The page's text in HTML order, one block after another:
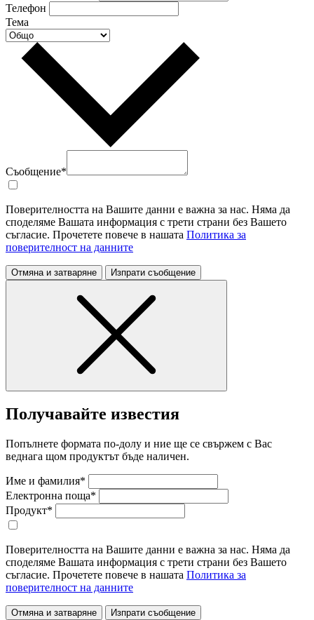
Телефон
Тема
Съобщение*
Поверителността на Вашите данни е важна за нас. Няма да
споделяме Вашата информация с трети страни без Вашето
съгласие. Прочетете повече в нашата Политика за
поверителност на данните
Отмяна и затваряне Изпрати съобщение
Получавайте известия
Попълнете формата по-долу и ние ще се свържем с Вас
веднага щом продуктът бъде наличен.
Име и фамилия*
Електронна поща*
Продукт*
Поверителността на Вашите данни е важна за нас. Няма да
споделяме Вашата информация с трети страни без Вашето
съгласие. Прочетете повече в нашата Политика за
поверителност на данните
Отмяна и затваряне Изпрати съобщение